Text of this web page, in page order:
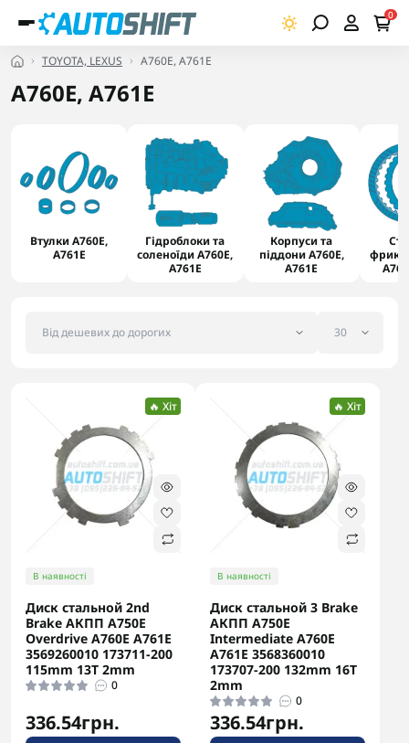
0
TOYOTA, LEXUS A760Е, A761E
A760Е, A761E
Втулки A760Е,
A761E
Гідроблоки та
соленоїди A760Е,
A761E
Корпуси та
піддони A760Е,
A761E
🔥 Хіт
В наявності
Диск стальной 2nd
Brake АКПП A750E
Overdrive A760E A761E
3569260010 173711-200
115mm 13T 2mm
0
336.54грн.
🔥 Хіт
В наявності
Диск стальной 3 Brake
АКПП A750E
Intermediate A760E
A761E 3568360010
173707-200 132mm 16T
2mm
0
336.54грн.